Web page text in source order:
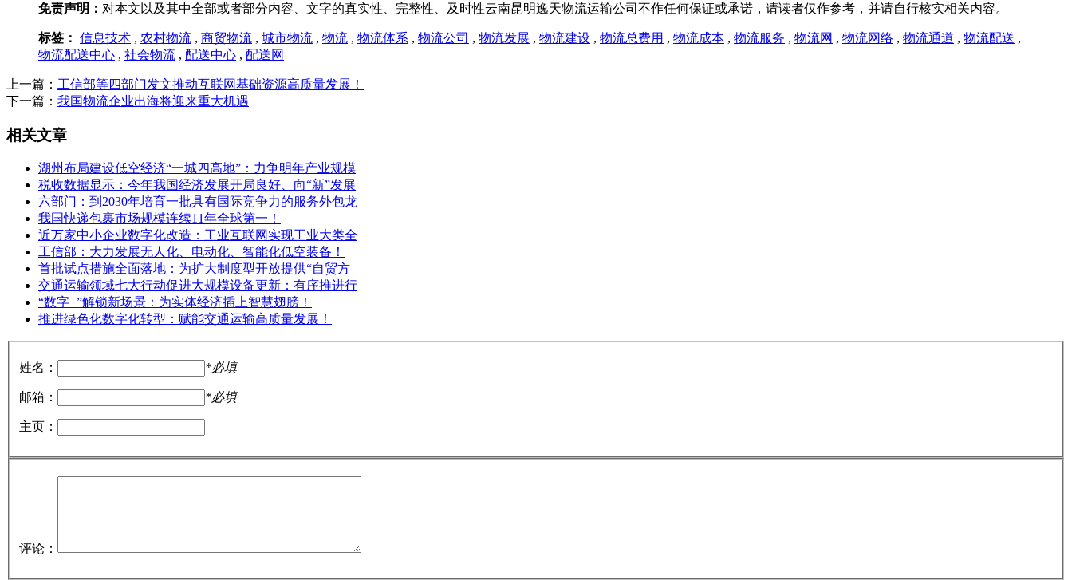
免责声明： 对本文以及其中全部或者部分内容、文字的真实性、完整性、及时性云南昆明逸天物流运输公司不作任何保证或承诺，请读者仅作参考，并请自行核实相关内容。
标签： 信息技术 , 农村物流 , 商贸物流 , 城市物流 , 物流 , 物流体系 , 物流公司 , 物流发展 , 物流建设 , 物流总费用 , 物流成本 , 物流服务 , 物流网 , 物流网络 , 物流通道 , 物流配送 ,
物流配送中心 , 社会物流 , 配送中心 , 配送网
上一篇： 工信部等四部门发文推动互联网基础资源高质量发展！
下一篇： 我国物流企业出海将迎来重大机遇
相关文章
湖州布局建设低空经济“一城四高地”：力争明年产业规模
税收数据显示：今年我国经济发展开局良好、向“新”发展
六部门：到2030年培育一批具有国际竞争力的服务外包龙
我国快递包裹市场规模连续11年全球第一！
近万家中小企业数字化改造：工业互联网实现工业大类全
工信部：大力发展无人化、电动化、智能化低空装备！
首批试点措施全面落地：为扩大制度型开放提供“自贸方
交通运输领域七大行动促进大规模设备更新：有序推进行
“数字+”解锁新场景：为实体经济插上智慧翅膀！
推进绿色化数字化转型：赋能交通运输高质量发展！
姓名： *必填
邮箱： *必填
主页：
评论：